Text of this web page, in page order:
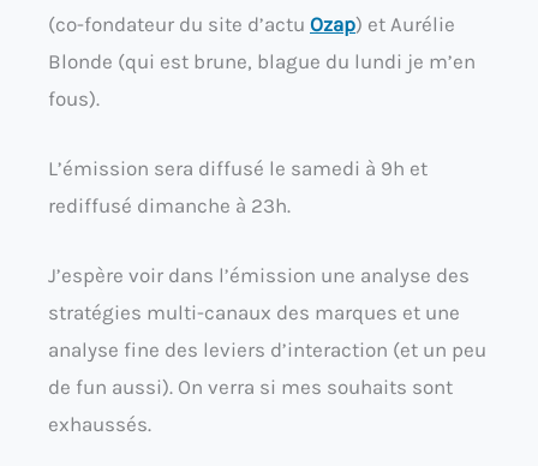
(co-fondateur du site d’actu Ozap) et Aurélie
Blonde (qui est brune, blague du lundi je m’en
fous).
L’émission sera diffusé le samedi à 9h et
rediffusé dimanche à 23h.
J’espère voir dans l’émission une analyse des
stratégies multi-canaux des marques et une
analyse fine des leviers d’interaction (et un peu
de fun aussi). On verra si mes souhaits sont
exhaussés.